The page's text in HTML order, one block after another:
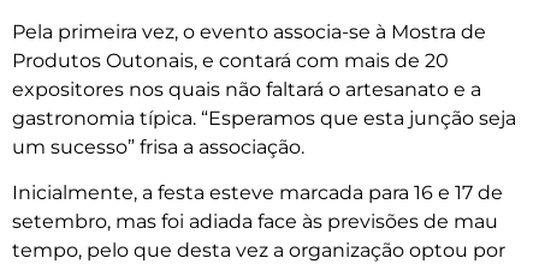
Pela primeira vez, o evento associa-se à Mostra de
Produtos Outonais, e contará com mais de 20
expositores nos quais não faltará o artesanato e a
gastronomia típica. “Esperamos que esta junção seja
um sucesso” frisa a associação.
Inicialmente, a festa esteve marcada para 16 e 17 de
setembro, mas foi adiada face às previsões de mau
tempo, pelo que desta vez a organização optou por